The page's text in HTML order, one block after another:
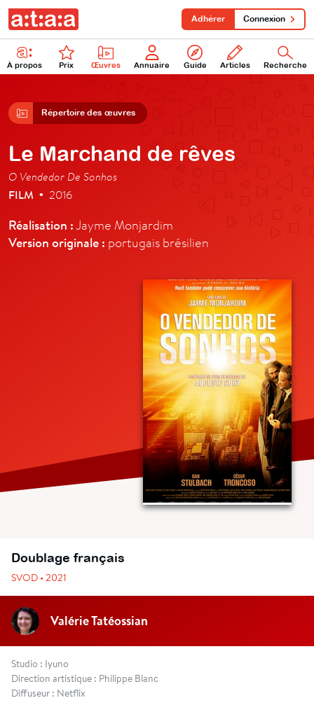
À propos Prix Œuvres Annuaire Guide Articles Recherche
Adhérer Connexion
Répertoire des œuvres
Le Marchand de rêves
O Vendedor De Sonhos
FILM • 2016
Réalisation :Jayme Monjardim
Version originale : portugais brésilien
Doublage français
SVOD • 2021
Valérie Tatéossian
Studio : Iyuno
Direction artistique : Philippe Blanc
Diffuseur : Netflix